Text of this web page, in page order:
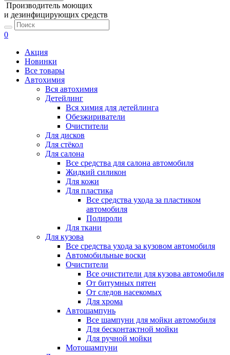
Производитель моющих
и дезинфицирующих средств
0
Акция
Новинки
Все товары
Автохимия
Вся автохимия
Детейлинг
Вся химия для детейлинга
Обезжириватели
Очистители
Для дисков
Для стёкол
Для салона
Все средства для салона автомобиля
Жидкий силикон
Для кожи
Для пластика
Все средства ухода за пластиком
автомобиля
Полироли
Для ткани
Для кузова
Все средства ухода за кузовом автомобиля
Автомобильные воски
Очистители
Все очистители для кузова автомобиля
От битумных пятен
От следов насекомых
Для хрома
Автошампунь
Все шампуни для мойки автомобиля
Для бесконтактной мойки
Для ручной мойки
Мотошампуни